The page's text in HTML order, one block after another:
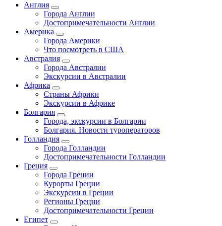
Англия
Города Англии
Достопримечательности Англии
Америка
Города Америки
Что посмотреть в США
Австралия
Города Австралии
Экскурсии в Австралии
Африка
Страны Африки
Экскурсии в Африке
Болгария
Города, экскурсии в Болгарии
Болгария. Новости туроператоров
Голландия
Города Голландии
Достопримечательности Голландии
Греция
Города Греции
Курорты Греции
Экскурсии в Греции
Регионы Греции
Достопримечательности Греции
Египет